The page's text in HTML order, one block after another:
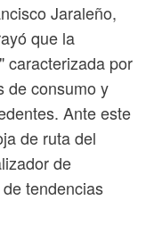
Jaraleño,
que la
caracterizada por
de consumo y
Ante este
de ruta del
de
tendencias